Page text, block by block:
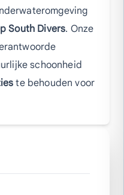
South Divers. Onze
schoonheid
te behouden voor